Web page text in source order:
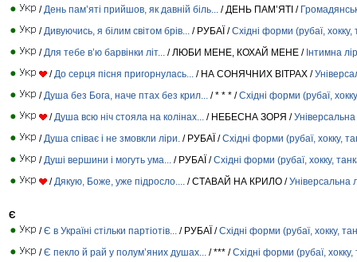
/ День пам’яті прийшов, як давній біль... / ДЕНЬ ПАМ’ЯТІ /
/ Дивуючись, я білим світом брів... / РУБАЇ /Східні форми (рубаї, хокку,
/ Для тебе в’ю барвінки літ... / ЛЮБИ МЕНЕ, КОХАЙ МЕНЕ / Інтимна
/ До серця пісня пригорнулась... / НА СОНЯЧНИХ ВІТРАХ /
/ Душа без Бога, наче птах без крил... / * * * /Східні форми (рубаї,
/ Душа всю ніч стояла на колінах... / НЕБЕСНА ЗОРЯ /Універсальна
/ Душа співає і не змовкли ліри. / РУБАЇ /Східні форми (рубаї, хокку,
/ Душі вершини і могуть ума... / РУБАЇ /Східні форми (рубаї, хокку,
/ Дякую, Боже, уже підросло.... / СТАВАЙ НА КРИЛО /Універсальна
Є
/Є в Україні стільки партіотів... / РУБАЇ /Східні форми (рубаї, хокку,
/Є пекло й рай у полум’яних душах... / *** /Східні форми (рубаї, хокку,